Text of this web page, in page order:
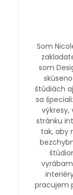
Som
som
štúdiách
sa
stránku
tak, aby
vyrábam
pracujem